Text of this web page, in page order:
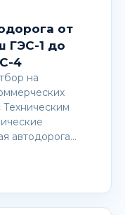
от
ГЭС-1 до
4
на
автодорога…